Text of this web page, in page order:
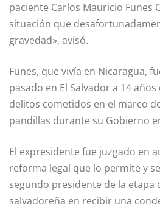
paciente Carlos Mauricio Funes
situación que
gravedad», avisó.
Funes, que vivía en Nicaragua,
pasado en El Salvador a 14
delitos cometidos en el marco
pandillas durante su Gobierno
El expresidente fue juzgado en
reforma legal que lo permite y
segundo presidente de la etapa
salvadoreña en recibir una